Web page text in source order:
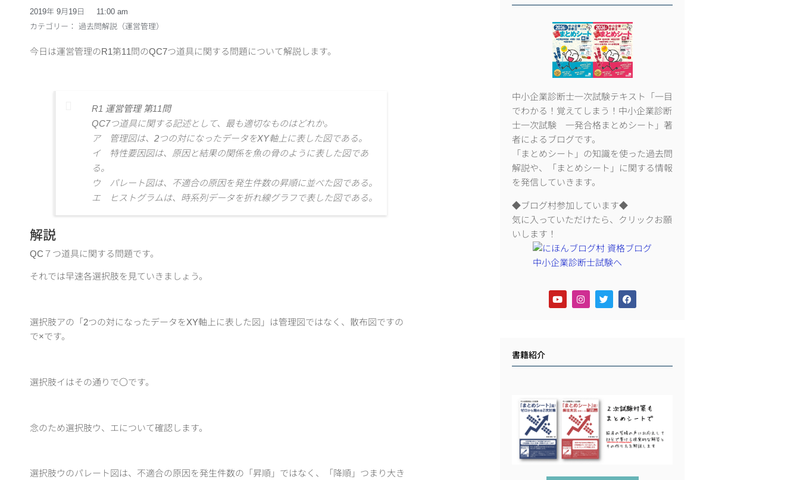
2019年 9月19日
11:00 am
カテゴリー： 過去問解説（運営管理）
今日は運営管理のR1第11問のQC7つ道具に関する問題について解説します。
R1 運営管理 第11問
QC7つ道具に関する記述として、最も適切なものはどれか。
ア 管理図は、2つの対になったデータをXY軸上に表した図である。
イ 特性要因図は、原因と結果の関係を魚の骨のように表した図であ
る。
ウ パレート図は、不適合の原因を発生件数の昇順に並べた図である。
エ ヒストグラムは、時系列データを折れ線グラフで表した図である。
解説
QC７つ道具に関する問題です。
それでは早速各選択肢を見ていきましょう。
選択肢アの「2つの対になったデータをXY軸上に表した図」は管理図ではなく、散布図ですの
で×です。
選択肢イはその通りで〇です。
念のため選択肢ウ、エについて確認します。
選択肢ウのパレート図は、不適合の原因を発生件数の「昇順」ではなく、「降順」つまり大き
中小企業診断士一次試験テキスト「一目
でわかる！覚えてしまう！中小企業診断
士一次試験 一発合格まとめシート」著
者によるブログです。
「まとめシート」の知識を使った過去問
解説や、「まとめシート」に関する情報
を発信していきます。
◆ブログ村参加しています◆
気に入っていただけたら、クリックお願
いします！
書籍紹介